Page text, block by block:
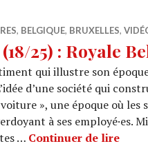
, BELGIQUE, BRUXELLES,
25) : Royale
qui illustre son
d’une société qui
», une époque où
à ses employé·es.
… Continuer de lire